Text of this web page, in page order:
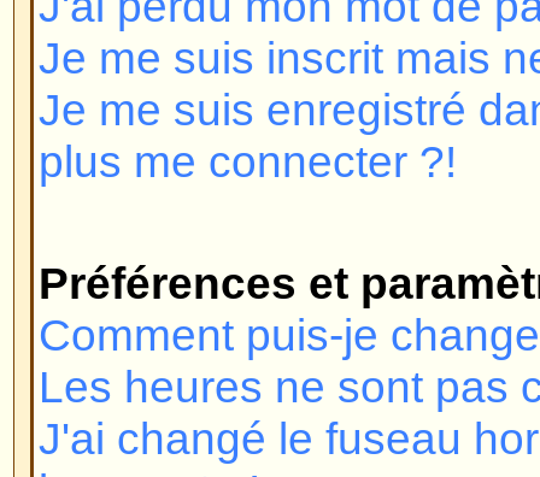
Préférences et paramètres
Comment puis-je changer mes
Les heures ne sont pas
J'ai changé le fuseau horaire et
Ma langue n'est pas dans la liste
Comment puis-je montrer une
mon nom d'utilisateur ?
Comment puis-je changer mon
Lorsque je clique sur le lien e-
me demande de me connecter !